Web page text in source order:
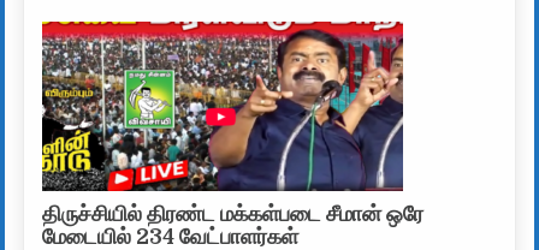
திருச்சியில் திரண்ட மக்கள்படை சீமான் ஒரே
மேடையில் 234 வேட்பாளர்கள்